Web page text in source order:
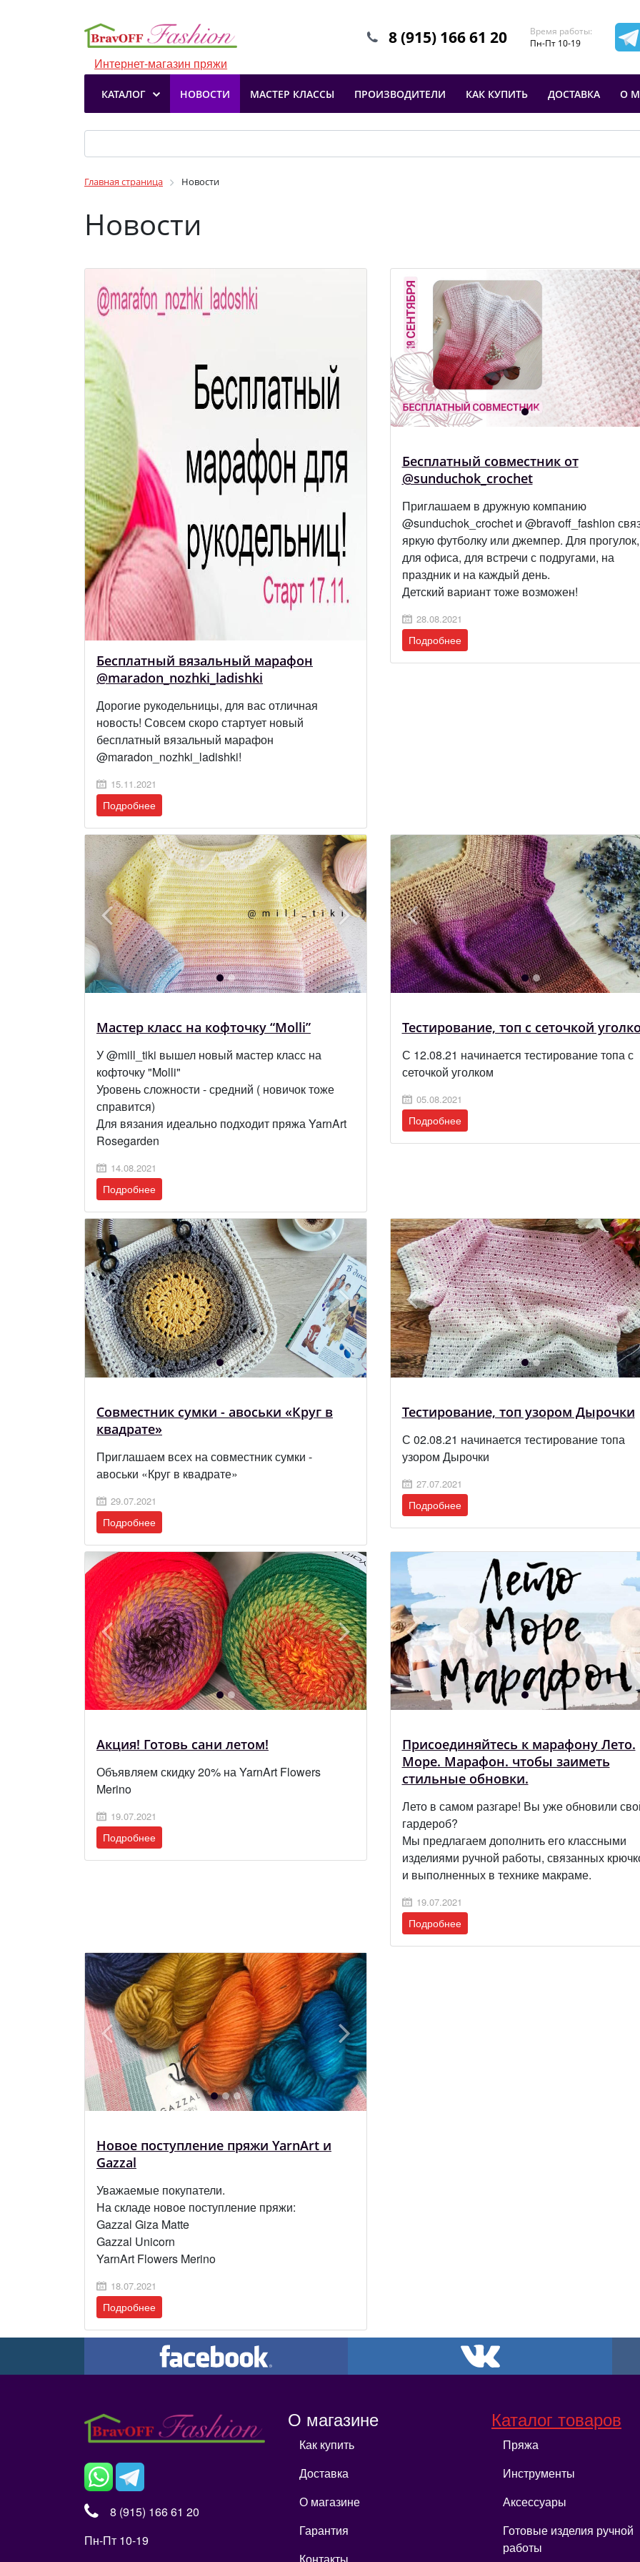
Интернет-магазин пряжи
8 (915) 166 61 20
Время работы:
Пн-Пт 10-19
КАТАЛОГ НОВОСТИ МАСТЕР КЛАССЫ ПРОИЗВОДИТЕЛИ КАК КУПИТЬ ДОСТАВКА О
Главная страница Новости
Новости
Бесплатный вязальный марафон
@maradon_nozhki_ladishki
Дорогие рукодельницы, для вас отличная
новость! Совсем скоро стартует новый
бесплатный вязальный марафон
@maradon_nozhki_ladishki!
15.11.2021
Подробнее
Бесплатный совместник от
@sunduchok_crochet
Приглашаем в дружную компанию
@sunduchok_crochet и @bravoff_fashion
яркую футболку или джемпер. Для прогулок,
для офиса, для встречи с подругами, на
праздник и на каждый день.
Детский вариант тоже возможен!
28.08.2021
Подробнее
Мастер класс на кофточку “Molli”
У @mill_tiki вышел новый мастер класс на
кофточку "Molli"
Уровень сложности - средний ( новичок тоже
справится)
Для вязания идеально подходит пряжа YarnArt
Rosegarden
14.08.2021
Подробнее
Тестирование, топ с сеточкой
С 12.08.21 начинается тестирование топа с
сеточкой уголком
05.08.2021
Подробнее
Cовместник сумки - авоськи «Круг в
квадрате»
Приглашаем всех на совместник сумки -
авоськи «Круг в квадрате»
29.07.2021
Подробнее
Тестирование, топ узором Дырочки
С 02.08.21 начинается тестирование топа
узором Дырочки
27.07.2021
Подробнее
Акция! Готовь сани летом!
Объявляем скидку 20% на YarnArt Flowers
Merino
19.07.2021
Подробнее
Присоединяйтесь к марафону Лето.
Море. Марафон. чтобы заиметь
стильные обновки.
Лето в самом разгаре! Вы уже обновили
гардероб?
Мы предлагаем дополнить его классными
изделиями ручной работы, связанных
и выполненных в технике макраме.
19.07.2021
Подробнее
Новое поступление пряжи YarnArt и
Gazzal
Уважаемые покупатели.
На складе новое поступление пряжи:
Gazzal Giza Matte
Gazzal Unicorn
YarnArt Flowers Merino
18.07.2021
Подробнее
О магазине
Как купить
Доставка
О магазине
Гарантия
Каталог товаров
Пряжа
Инструменты
Аксессуары
Готовые изделия ручной
работы
8 (915) 166 61 20
Пн-Пт 10-19